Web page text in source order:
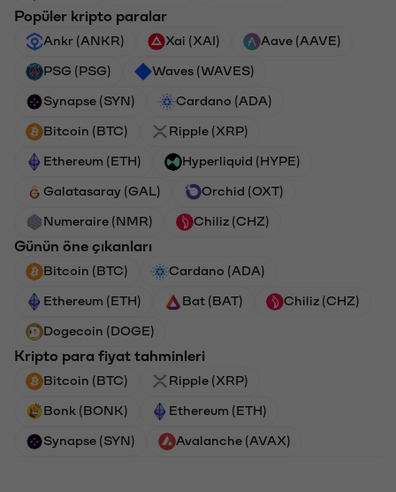
Popüler kripto paralar
Ankr (ANKR) Xai (XAI) Aave (AAVE)
PSG (PSG) Waves (WAVES)
Synapse (SYN) Cardano (ADA)
Bitcoin (BTC) Ripple (XRP)
Ethereum (ETH) Hyperliquid (HYPE)
Galatasaray (GAL) Orchid (OXT)
Numeraire (NMR) Chiliz (CHZ)
Günün öne çıkanları
Bitcoin (BTC) Cardano (ADA)
Ethereum (ETH) Bat (BAT) Chiliz (CHZ)
Dogecoin (DOGE)
Kripto para fiyat tahminleri
Bitcoin (BTC) Ripple (XRP)
Bonk (BONK) Ethereum (ETH)
Synapse (SYN) Avalanche (AVAX)